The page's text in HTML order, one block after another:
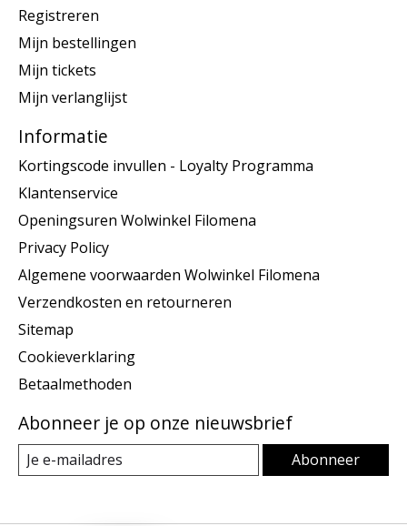
Registreren
Mijn bestellingen
Mijn tickets
Mijn verlanglijst
Informatie
Kortingscode invullen - Loyalty Programma
Klantenservice
Openingsuren Wolwinkel Filomena
Privacy Policy
Algemene voorwaarden Wolwinkel Filomena
Verzendkosten en retourneren
Sitemap
Cookieverklaring
Betaalmethoden
Abonneer je op onze nieuwsbrief
Abonneer